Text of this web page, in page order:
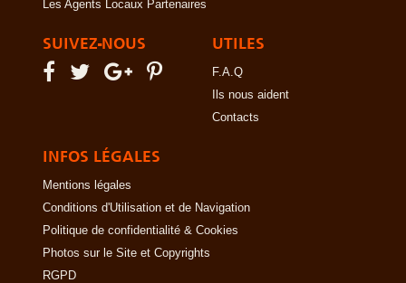
Les Agents Locaux Partenaires
SUIVEZ-NOUS UTILES
F.A.Q
Ils nous aident
Contacts
INFOS LÉGALES
Mentions légales
Conditions d'Utilisation et de Navigation
Politique de confidentialité & Cookies
Photos sur le Site et Copyrights
RGPD